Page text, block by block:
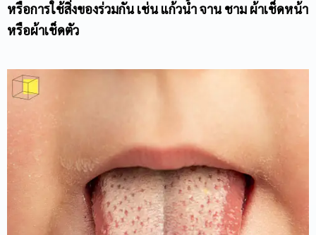
หรือการใช้สิ่งของร่วมกัน เช่น แก้วน้ำ จาน ชาม ผ้าเช็ดหน้า
หรือผ้าเช็ดตัว